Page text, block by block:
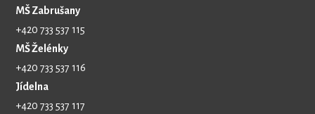
MŠ Zabrušany
+420 733 537 115
MŠ Želénky
+420 733 537 116
Jídelna
+420 733 537 117